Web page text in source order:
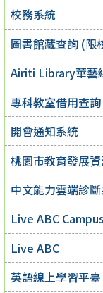
校務系統
圖書館藏查詢 (限
Airiti Library華藝
專科教室借用查詢
開會通知系統
桃園市教育發展
中文能力雲端診
Live ABC
Live ABC
英語線上學習平臺